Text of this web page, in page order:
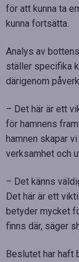
för att kunna ta
kunna fortsätta.
Analys av
ställer specifika
därigenom
– Det här är ett
för hamnens
hamnen skapar
verksamhet och
– Det känns
Det här är ett
betyder mycket
finns där, säger
Beslutet har haft